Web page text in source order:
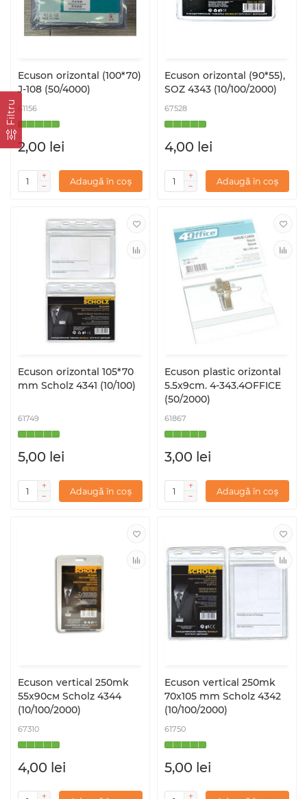
Filtru
Ecuson orizontal (100*70)
J-108 (50/4000)
61156
2,00 lei
Adaugă în coș
Ecuson orizontal (90*55),
SOZ 4343 (10/100/2000)
67528
4,00 lei
Adaugă în coș
Ecuson orizontal 105*70
mm Scholz 4341 (10/100)
61749
5,00 lei
Adaugă în coș
Ecuson plastic orizontal
5.5x9cm. 4-343.4OFFICE
(50/2000)
61867
3,00 lei
Adaugă în coș
Ecuson vertical 250mk
55х90cм Scholz 4344
(10/100/2000)
67310
4,00 lei
Ecuson vertical 250mk
70x105 mm Scholz 4342
(10/100/2000)
61750
5,00 lei